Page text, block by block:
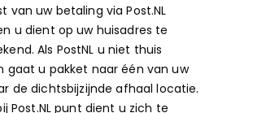
van uw betaling via Post.NL
u dient op uw huisadres te
Als PostNL u niet thuis
gaat u pakket naar één van uw
de dichtsbijzijnde afhaal locatie.
Post.NL punt dient u zich te